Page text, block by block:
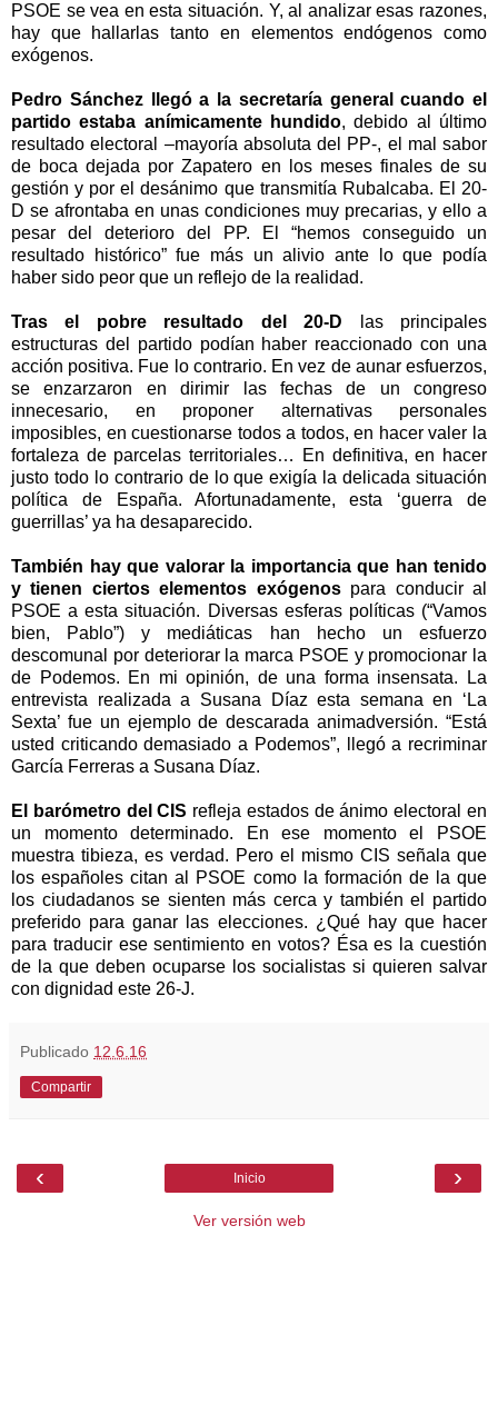
PSOE se vea en esta situación. Y, al analizar esas razones,
hay que hallarlas tanto en elementos endógenos como
exógenos.
Pedro Sánchez llegó a la secretaría general cuando el
partido estaba anímicamente hundido, debido al último
resultado electoral –mayoría absoluta del PP-, el mal sabor
de boca dejada por Zapatero en los meses finales de su
gestión y por el desánimo que transmitía Rubalcaba. El 20-
D se afrontaba en unas condiciones muy precarias, y ello a
pesar del deterioro del PP. El “hemos conseguido un
resultado histórico” fue más un alivio ante lo que podía
haber sido peor que un reflejo de la realidad.
Tras el pobre resultado del 20-D las principales
estructuras del partido podían haber reaccionado con una
acción positiva. Fue lo contrario. En vez de aunar esfuerzos,
se enzarzaron en dirimir las fechas de un congreso
innecesario, en proponer alternativas personales
imposibles, en cuestionarse todos a todos, en hacer valer la
fortaleza de parcelas territoriales… En definitiva, en hacer
justo todo lo contrario de lo que exigía la delicada situación
política de España. Afortunadamente, esta ‘guerra de
guerrillas’ ya ha desaparecido.
También hay que valorar la importancia que han tenido
y tienen ciertos elementos exógenospara conducir al
PSOE a esta situación. Diversas esferas políticas (“Vamos
bien, Pablo”) y mediáticas han hecho un esfuerzo
descomunal por deteriorar la marca PSOE y promocionar la
de Podemos. En mi opinión, de una forma insensata. La
entrevista realizada a Susana Díaz esta semana en ‘La
Sexta’ fue un ejemplo de descarada animadversión. “Está
usted criticando demasiado a Podemos”, llegó a recriminar
García Ferreras a Susana Díaz.
El barómetro del CIS refleja estados de ánimo electoral en
un momento determinado. En ese momento el PSOE
muestra tibieza, es verdad. Pero el mismo CIS señala que
los españoles citan al PSOE como la formación de la que
los ciudadanos se sienten más cerca y también el partido
preferido para ganar las elecciones. ¿Qué hay que hacer
para traducir ese sentimiento en votos? Ésa es la cuestión
de la que deben ocuparse los socialistas si quieren salvar
con dignidad este 26-J.
Publicado 12.6.16
Compartir
‹ ›
Inicio
Ver versión web